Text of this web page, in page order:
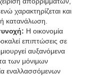
χαρακτηρίζεται και
κατανάλωση.
Η οικονομία
επιπτώσεις σε
αυξανόμενα
των μόνιμων
εναλλασσόμενων